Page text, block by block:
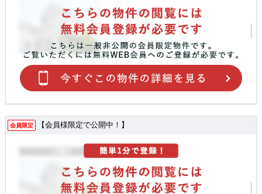
会員限定 【会員様限定で公開中！】